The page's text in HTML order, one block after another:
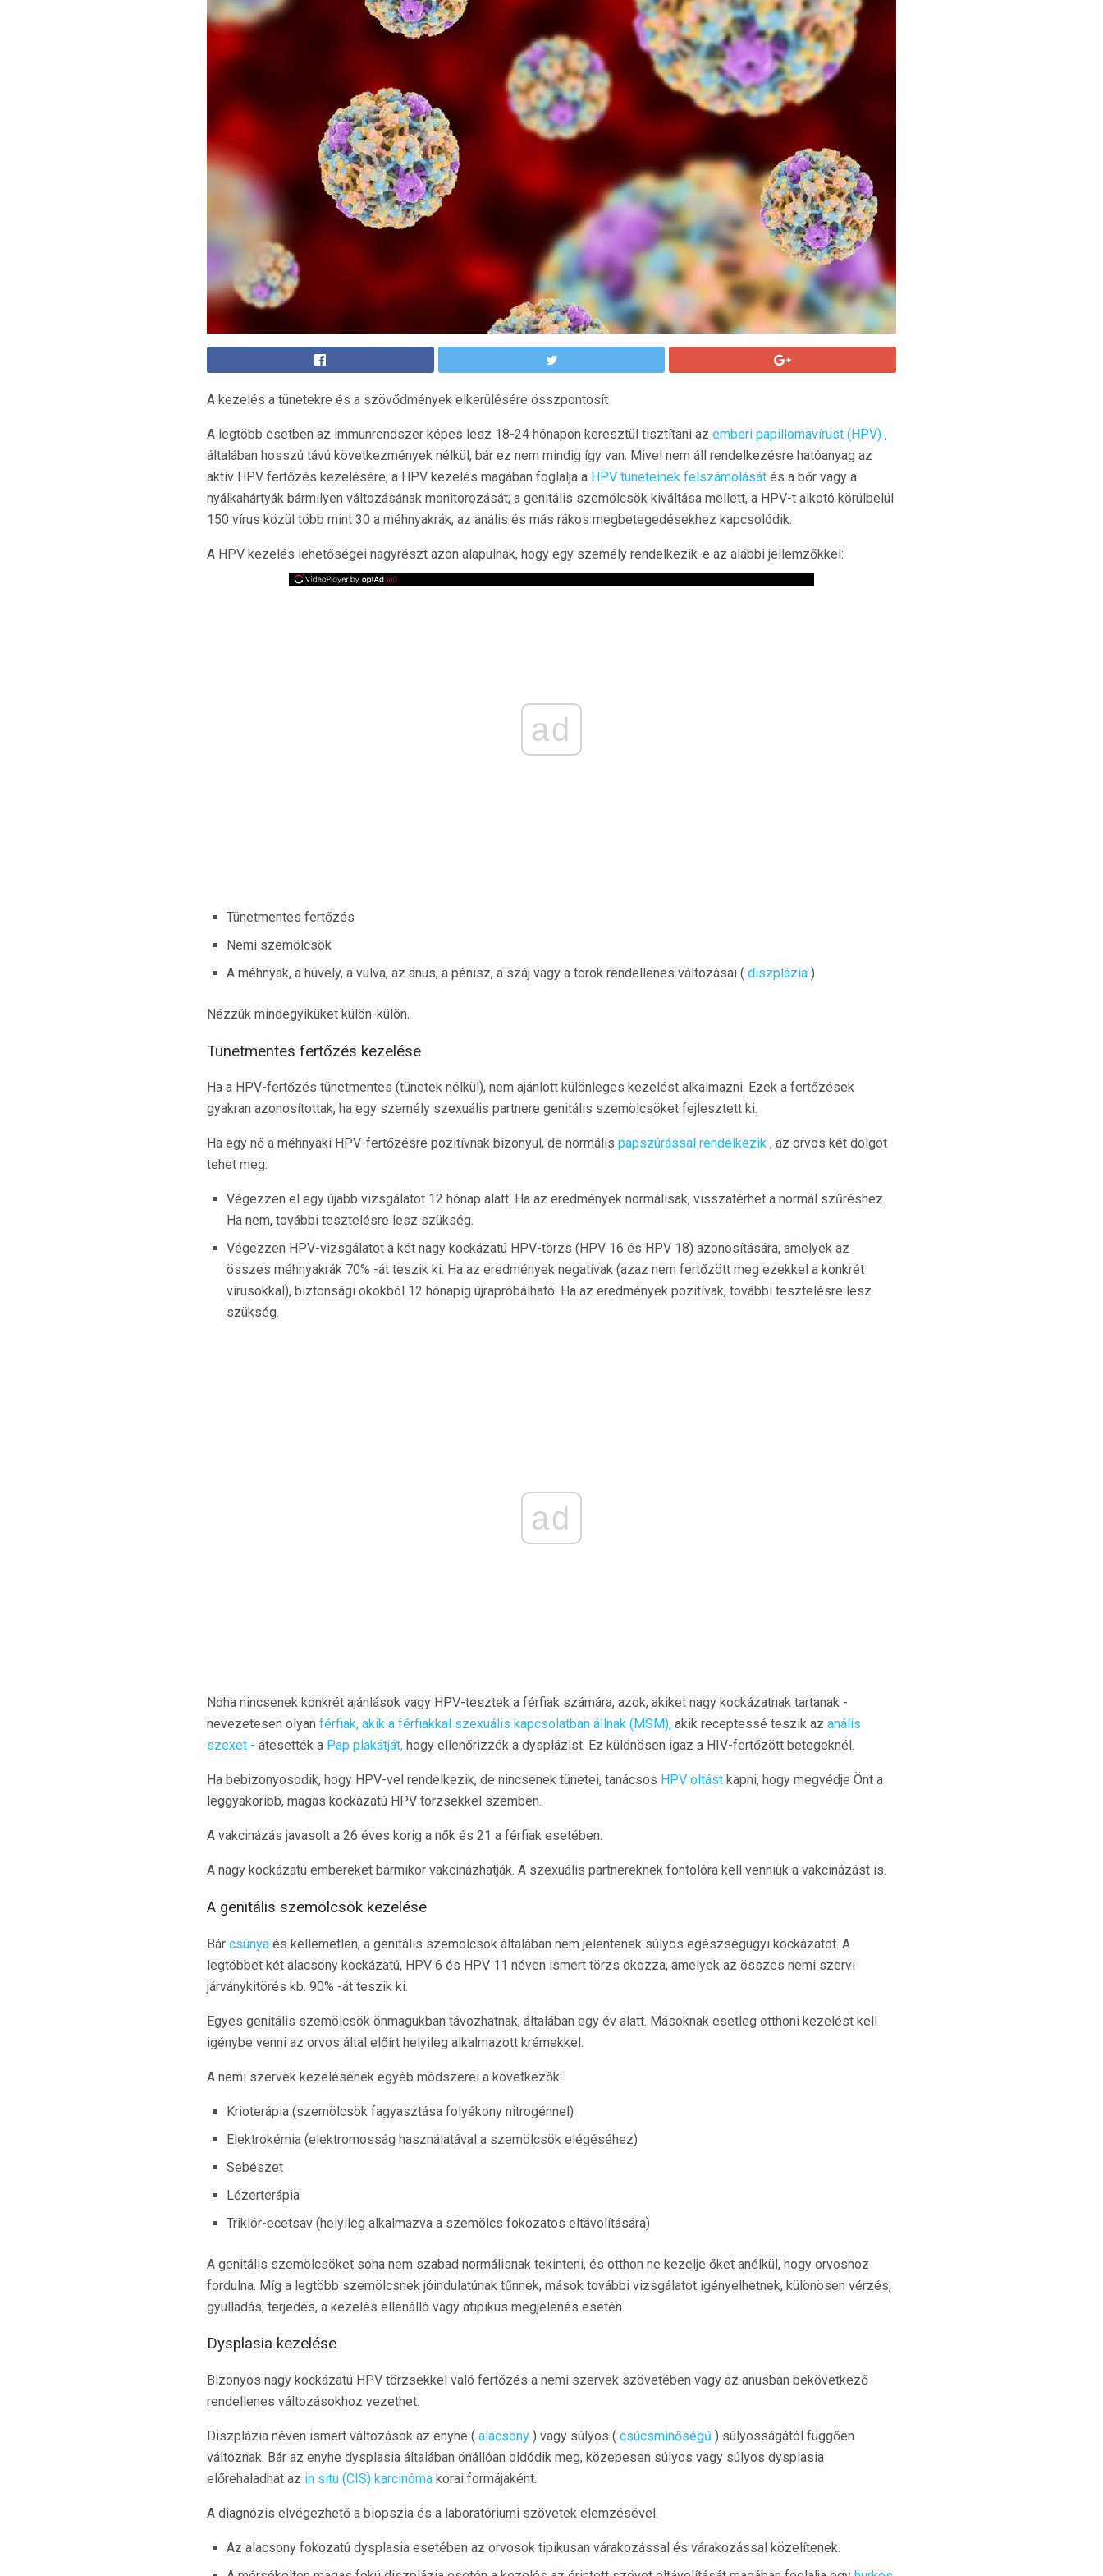
A kezelés a tünetekre és a szövődmények elkerülésére összpontosít
A legtöbb esetben az immunrendszer képes lesz 18-24 hónapon keresztül tisztítani az emberi papillomavírust (HPV) ,
általában hosszú távú következmények nélkül, bár ez nem mindig így van. Mivel nem áll rendelkezésre hatóanyag az
aktív HPV fertőzés kezelésére, a HPV kezelés magában foglalja a HPV tüneteinek felszámolását és a bőr vagy a
nyálkahártyák bármilyen változásának monitorozását; a genitális szemölcsök kiváltása mellett, a HPV-t alkotó körülbelül
150 vírus közül több mint 30 a méhnyakrák, az anális és más rákos megbetegedésekhez kapcsolódik.
A HPV kezelés lehetőségei nagyrészt azon alapulnak, hogy egy személy rendelkezik-e az alábbi jellemzőkkel:
ad
Tünetmentes fertőzés
Nemi szemölcsök
A méhnyak, a hüvely, a vulva, az anus, a pénisz, a száj vagy a torok rendellenes változásai ( diszplázia )
Nézzük mindegyiküket külön-külön.
Tünetmentes fertőzés kezelése
Ha a HPV-fertőzés tünetmentes (tünetek nélkül), nem ajánlott különleges kezelést alkalmazni. Ezek a fertőzések
gyakran azonosítottak, ha egy személy szexuális partnere genitális szemölcsöket fejlesztett ki.
Ha egy nő a méhnyaki HPV-fertőzésre pozitívnak bizonyul, de normális papszúrással rendelkezik , az orvos két dolgot
tehet meg:
Végezzen el egy újabb vizsgálatot 12 hónap alatt. Ha az eredmények normálisak, visszatérhet a normál szűréshez.
Ha nem, további tesztelésre lesz szükség.
Végezzen HPV-vizsgálatot a két nagy kockázatú HPV-törzs (HPV 16 és HPV 18) azonosítására, amelyek az
összes méhnyakrák 70% -át teszik ki. Ha az eredmények negatívak (azaz nem fertőzött meg ezekkel a konkrét
vírusokkal), biztonsági okokból 12 hónapig újrapróbálható. Ha az eredmények pozitívak, további tesztelésre lesz
szükség.
ad
Noha nincsenek konkrét ajánlások vagy HPV-tesztek a férfiak számára, azok, akiket nagy kockázatnak tartanak -
nevezetesen olyan férfiak, akik a férfiakkal szexuális kapcsolatban állnak (MSM), akik receptessé teszik az anális
szexet - átesették a Pap plakátját, hogy ellenőrizzék a dysplázist. Ez különösen igaz a HIV-fertőzött betegeknél.
Ha bebizonyosodik, hogy HPV-vel rendelkezik, de nincsenek tünetei, tanácsos HPV oltást kapni, hogy megvédje Önt a
leggyakoribb, magas kockázatú HPV törzsekkel szemben.
A vakcinázás javasolt a 26 éves korig a nők és 21 a férfiak esetében.
A nagy kockázatú embereket bármikor vakcinázhatják. A szexuális partnereknek fontolóra kell venniük a vakcinázást is.
A genitális szemölcsök kezelése
Bár csúnya és kellemetlen, a genitális szemölcsök általában nem jelentenek súlyos egészségügyi kockázatot. A
legtöbbet két alacsony kockázatú, HPV 6 és HPV 11 néven ismert törzs okozza, amelyek az összes nemi szervi
járványkitörés kb. 90% -át teszik ki.
Egyes genitális szemölcsök önmagukban távozhatnak, általában egy év alatt. Másoknak esetleg otthoni kezelést kell
igénybe venni az orvos által előírt helyileg alkalmazott krémekkel.
A nemi szervek kezelésének egyéb módszerei a következők:
Krioterápia (szemölcsök fagyasztása folyékony nitrogénnel)
Elektrokémia (elektromosság használatával a szemölcsök elégéséhez)
Sebészet
Lézerterápia
Triklór-ecetsav (helyileg alkalmazva a szemölcs fokozatos eltávolítására)
A genitális szemölcsöket soha nem szabad normálisnak tekinteni, és otthon ne kezelje őket anélkül, hogy orvoshoz
fordulna. Míg a legtöbb szemölcsnek jóindulatúnak tűnnek, mások további vizsgálatot igényelhetnek, különösen vérzés,
gyulladás, terjedés, a kezelés ellenálló vagy atipikus megjelenés esetén.
Dysplasia kezelése
Bizonyos nagy kockázatú HPV törzsekkel való fertőzés a nemi szervek szövetében vagy az anusban bekövetkező
rendellenes változásokhoz vezethet.
Diszplázia néven ismert változások az enyhe ( alacsony ) vagy súlyos ( csúcsminőségű ) súlyosságától függően
változnak. Bár az enyhe dysplasia általában önállóan oldódik meg, közepesen súlyos vagy súlyos dysplasia
előrehaladhat az in situ (CIS) karcinóma korai formájaként.
A diagnózis elvégezhető a biopszia és a laboratóriumi szövetek elemzésével.
Az alacsony fokozatú dysplasia esetében az orvosok tipikusan várakozással és várakozással közelítenek.